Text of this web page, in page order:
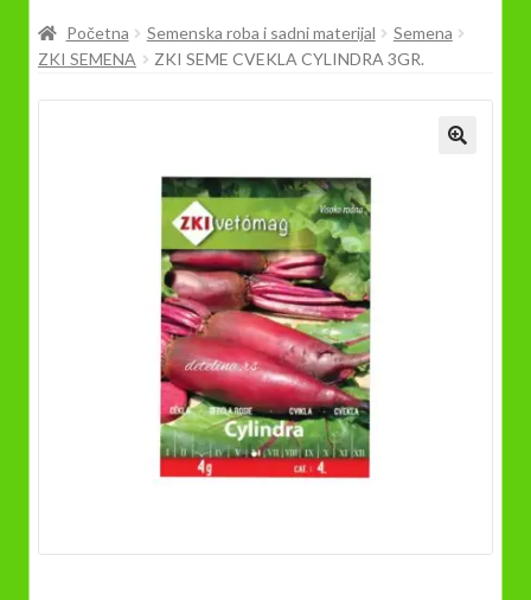
Prodavnica
Početna Semenska roba i sadni materijal
Semena
ZKI SEMENA
ZKI SEME CVEKLA CYLINDRA 3GR.